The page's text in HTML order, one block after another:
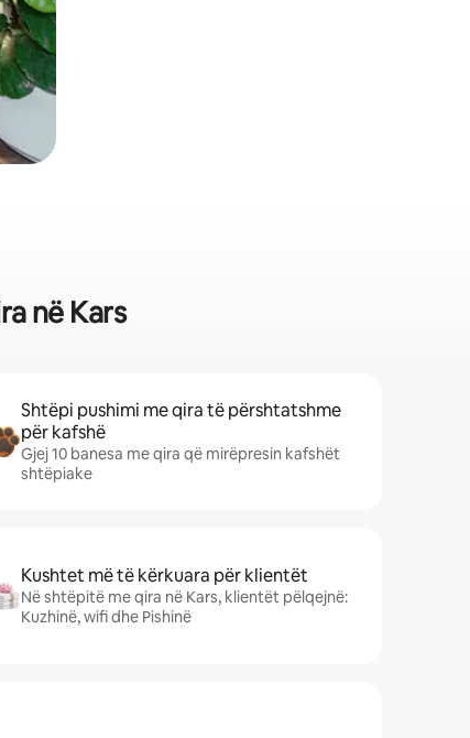
në Kars
Shtëpi pushimi me qira të përshtatshme
për kafshë
Gjej 10 banesa me qira që mirëpresin kafshët
shtëpiake
Kushtet më të kërkuara për klientët
Në shtëpitë me qira në Kars, klientët pëlqejnë:
Kuzhinë, wifi dhe Pishinë